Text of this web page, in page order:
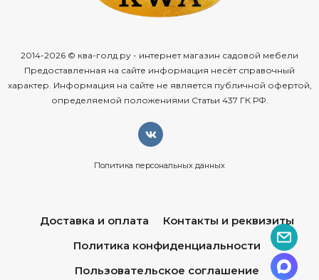
2014-2026 © ква-голд.ру - интернет магазин садовой мебели
Предоставленная на сайте информация несёт справочный
характер. Информация на сайте не является публичной офертой,
определяемой положениями Статьи 437 ГК РФ.
Политика персональных данных
Доставка и оплата
Контакты и реквизиты
Политика конфиденциальности
Пользовательское соглашение